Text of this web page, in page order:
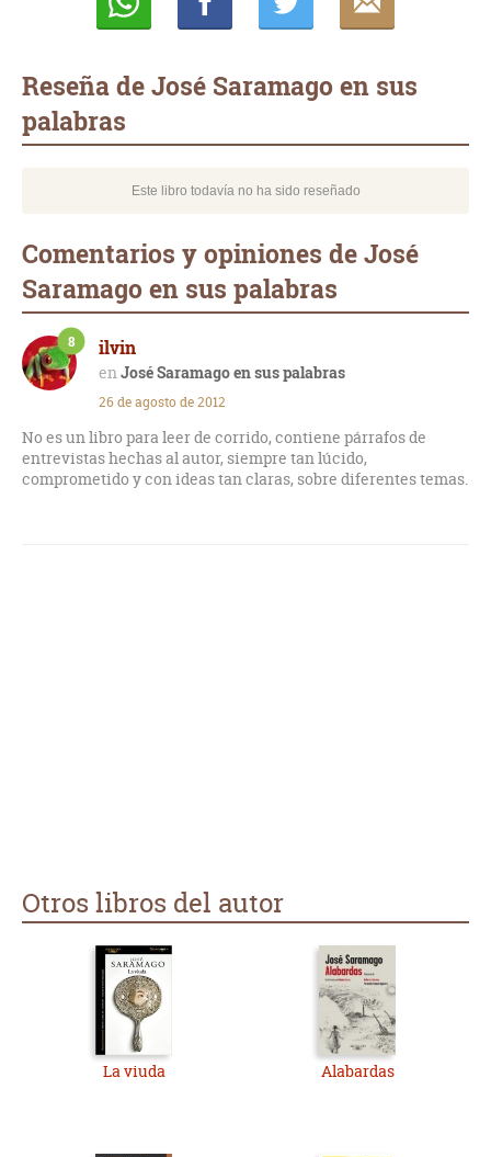
Reseña de José Saramago en sus
palabras
Este libro todavía no ha sido reseñado
Comentarios y opiniones de José
Saramago en sus palabras
ilvin
José Saramago en sus palabras
8
26 de agosto de 2012
No es un libro para leer de corrido, contiene párrafos de
entrevistas hechas al autor, siempre tan lúcido,
comprometido y con ideas tan claras, sobre diferentes temas.
Otros libros del autor
La viuda Alabardas